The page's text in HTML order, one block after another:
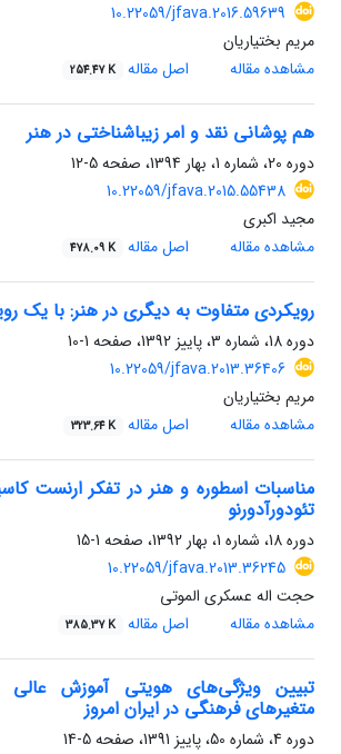
10.22059/jfava.2016.59639
مریم بختیاریان
مشاهده مقاله
اصل مقاله 254.47 K
هم پوشانی نقد و امر زیباشناختی در هنر
دوره 20، شماره 1، بهار 1394، صفحه
5-12
10.22059/jfava.2015.55438
مجید اکبری
مشاهده مقاله
اصل مقاله 478.09 K
رویکردی متفاوت به دیگری در هنر: با یک
دوره 18، شماره 3، پاییز 1392، صفحه
1-10
10.22059/jfava.2013.36406
مریم بختیاریان
مشاهده مقاله
اصل مقاله 323.64 K
مناسبات اسطوره و هنر در تفکر ارنست
تئودورآدورنو
دوره 18، شماره 1، بهار 1392، صفحه
1-15
10.22059/jfava.2013.36245
حجت اله عسکری الموتی
مشاهده مقاله
اصل مقاله 385.37 K
تبیین ویژگی‌های هویتی آموزش عالی
متغیرهای فرهنگی در ایران امروز
دوره 4، شماره 50، پاییز 1391، صفحه
5-14